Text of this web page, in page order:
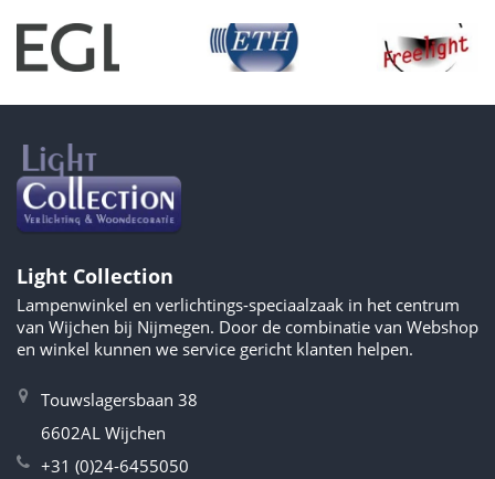
Light Collection
Lampenwinkel en verlichtings-speciaalzaak in het centrum
van Wijchen bij Nijmegen. Door de combinatie van Webshop
en winkel kunnen we service gericht klanten helpen.
Touwslagersbaan 38
6602AL Wijchen
+31 (0)24-6455050